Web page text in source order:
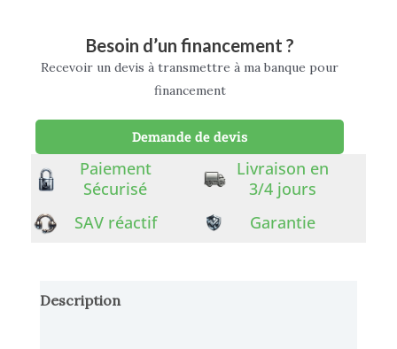
Besoin d’un financement ?
Recevoir un devis à transmettre à ma banque pour
financement
Demande de devis
Paiement
Sécurisé
Livraison en
3/4 jours
SAV réactif
Garantie
Description